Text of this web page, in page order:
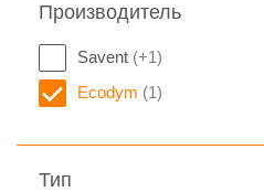
Производитель
Savent (+1)
Ecodym (1)
Тип